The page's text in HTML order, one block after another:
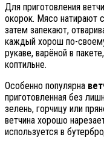
Для приготовления
окорок. Мясо натирают
затем запекают,
каждый хорош по-
рукаве, варёной в
коптильне.
Особенно популярна
приготовленная без
зелень, горчицу или
ветчина хорошо
используется в